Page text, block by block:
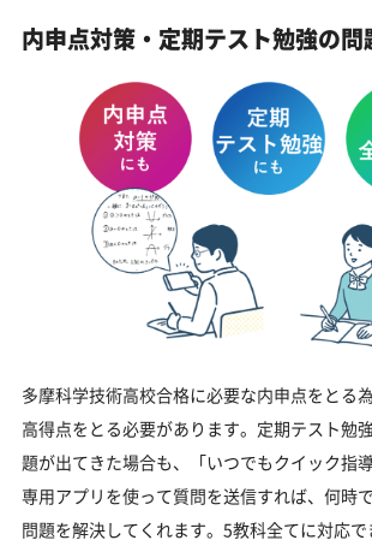
内申点対策・定期テスト勉強の問
多摩科学技術高校合格に必要な内申点をとる
高得点をとる必要があります。定期テスト勉
題が出てきた場合も、「いつでもクイック指
専用アプリを使って質問を送信すれば、何時
問題を解決してくれます。5教科全てに対応